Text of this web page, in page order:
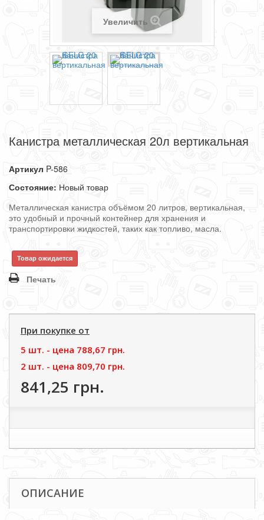
Увеличить
Канистра металлическая 20л вертикальная
Артикул P-586
Состояние: Новый товар
Металлическая канистра объёмом 20 литров, вертикальная,
это удобный и прочный контейнер для хранения и
транспортировки жидкостей, таких как топливо, масла.
Товар ожидается
Печать
При покупке от
5 шт. - цена 788,67 грн.
2 шт. - цена 809,70 грн.
841,25 грн.
ОПИСАНИЕ